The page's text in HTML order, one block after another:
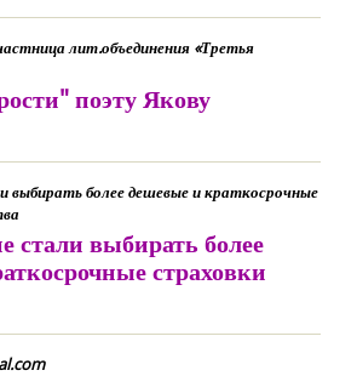
лит.объединения «Третья
поэту Якову
выбирать более дешевые и краткосрочные
стали выбирать более
страховки